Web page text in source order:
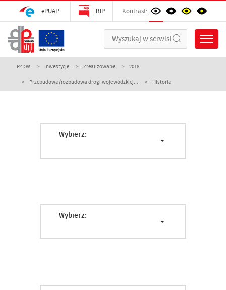
ePUAP BIP Kontrast:
PZDW Inwestycje Zrealizowane 2018
Przebudowa/rozbudowa drogi wojewódzkiej... Historia
Wybierz:
Wybierz: